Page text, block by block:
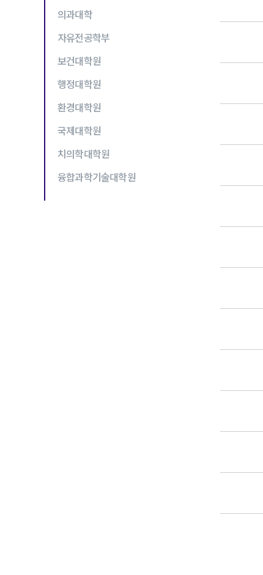
의과대학
자유전공학부
보건대학원
행정대학원
환경대학원
국제대학원
치의학대학원
융합과학기술대학원